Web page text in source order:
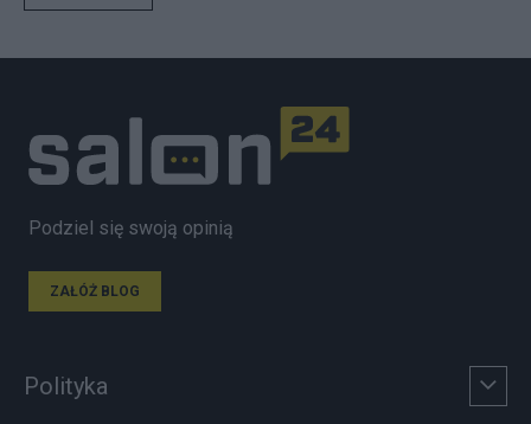
Podziel się swoją opinią
ZAŁÓŻ BLOG
Polityka